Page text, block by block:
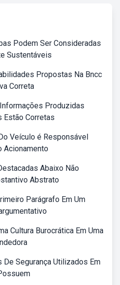
Podem Ser Consideradas
Sustentáveis
Propostas Na Bncc
Correta
Produzidas
Corretas
Veículo é Responsável
Acionamento
Abaixo Não
Abstrato
Parágrafo Em Um
Cultura Burocrática Em Uma
Segurança Utilizados Em